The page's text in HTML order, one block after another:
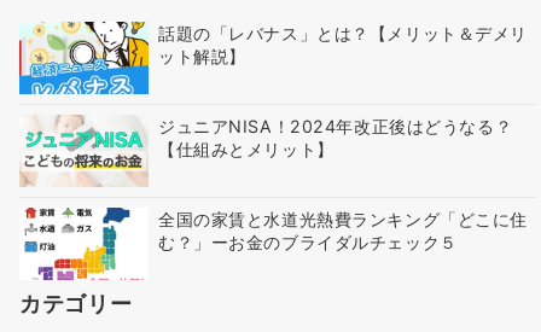
話題の「レバナス」とは？【メリット＆デメリ
ット解説】
ジュニアNISA！2024年改正後はどうなる？
【仕組みとメリット】
全国の家賃と水道光熱費ランキング「どこに住
む？」ーお金のブライダルチェック５
カテゴリー